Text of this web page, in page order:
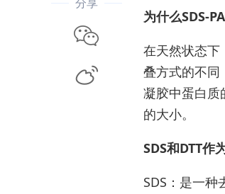
为什么SDS-
在天然状态下
叠方式的不同
凝胶中蛋白质
的大小。
SDS和DTT作
SDS：是一